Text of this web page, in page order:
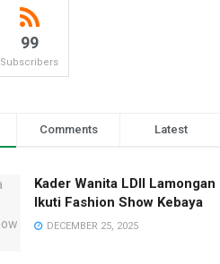
99
Subscribers
Comments Latest
Kader Wanita LDII Lamongan
Ikuti Fashion Show Kebaya
DECEMBER 25, 2025